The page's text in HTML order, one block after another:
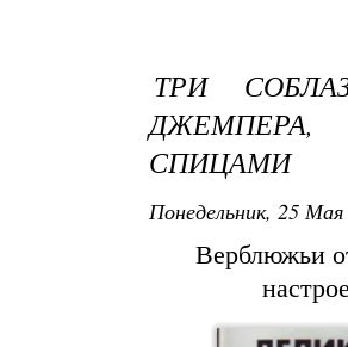
ТРИ
СПИЦАМИ
Понедельник, 25
Верблюжьи